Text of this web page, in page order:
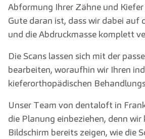
Abformung Ihrer Zähne und
Gute daran ist, dass wir dabei auf
und die Abdruckmasse komplett
Die Scans lassen sich mit der
bearbeiten, woraufhin wir Ihren
kieferorthopädischen
Unser Team von dentaloft in
die Planung einbeziehen, denn
Bildschirm bereits zeigen, wie die